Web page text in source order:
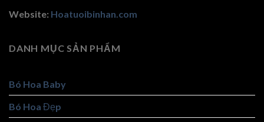
Website: Hoatuoibinhan.com
DANH MỤC SẢN PHẨM
Bó Hoa Baby
Bó Hoa Đẹp